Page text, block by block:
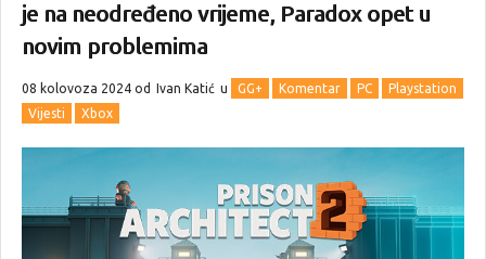
je na neodređeno vrijeme, Paradox opet u
novim problemima
08 kolovoza 2024 od Ivan Katić u GG+ Komentar PC
Playstation
Vijesti
Xbox